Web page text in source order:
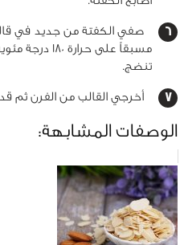
صفي الكفتة من جديد في
تنضج.
أخرجي القالب من الفرن ثم
الوصفات المشابهة: